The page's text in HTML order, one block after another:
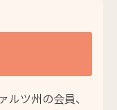
ツ州の会員、